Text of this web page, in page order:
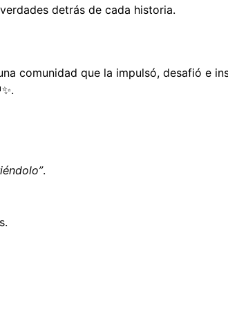
detrás de cada historia.
comunidad que la impulsó, desafió e
.